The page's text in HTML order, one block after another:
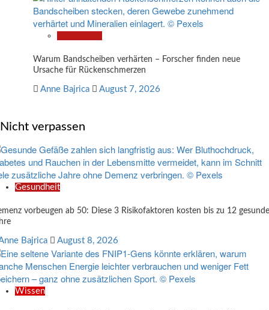
Warum Bandscheiben verhärten – Forscher finden neue
Ursache für Rückenschmerzen
Anne Bajrica August 7, 2026
Nicht verpassen
Gesundheit
vorbeugen ab 50: Diese 3 Risikofaktoren kosten bis zu 12 gesunde
Bajrica August 8, 2026
Wissen